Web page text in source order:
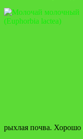
рыхлая почва. Хорошо